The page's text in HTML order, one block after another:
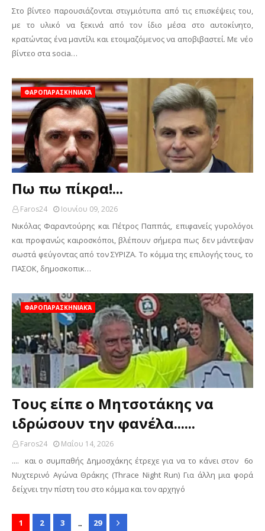
Στο βίντεο παρουσιάζονται στιγμιότυπα από τις επισκέψεις του,
με το υλικό να ξεκινά από τον ίδιο μέσα στο αυτοκίνητο,
κρατώντας ένα μαντίλι και ετοιμαζόμενος να αποβιβαστεί. Με νέο
βίντεο στα socia…
ΦΑΡΟΠΑΡΑΣΚΗΝΙΑΚΆ
Πω πω πίκρα!...
Faros24 Ιουνίου 09, 2026
Νικόλας Φαραντούρης και Πέτρος Παππάς, επιφανείς γυρολόγοι
και προφανώς καιροσκόποι, βλέπουν σήμερα πως δεν μάντεψαν
σωστά φεύγοντας από τον ΣΥΡΙΖΑ. Το κόμμα της επιλογής τους, το
ΠΑΣΟΚ, δημοσκοπικ…
ΦΑΡΟΠΑΡΑΣΚΗΝΙΑΚΆ
Τους είπε ο Μητσοτάκης να
ιδρώσουν την φανέλα......
Faros24 Μαΐου 14, 2026
.... και ο συμπαθής Δημοσχάκης έτρεχε για να το κάνει στον 6ο
Νυχτερινό Αγώνα Θράκης (Thrace Night Run) Για άλλη μια φορά
δείχνει την πίστη του στο κόμμα και τον αρχηγό
1 2 3 ... 29